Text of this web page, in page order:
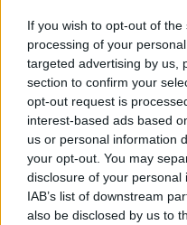
If you wish to opt-out of
processing of your
targeted advertising by us,
section to confirm your
opt-out request is
interest-based ads based
us or personal information
your opt-out. You may
disclosure of your
IAB’s list of downstream
also be disclosed by us to
Sei chili di
Ingerì 109 ovuli
Sotto i vestiti il
Preso con
Scende